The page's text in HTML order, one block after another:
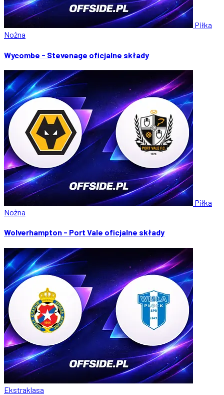
Piłka
Nożna
Wycombe - Stevenage oficjalne składy
Piłka
Nożna
Wolverhampton - Port Vale oficjalne składy
Ekstraklasa